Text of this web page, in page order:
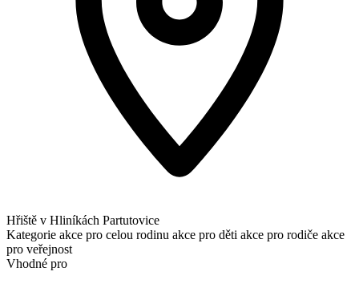
Hřiště v Hliníkách Partutovice
Kategorie akce pro celou rodinu akce pro děti akce pro rodiče akce
pro veřejnost
Vhodné pro